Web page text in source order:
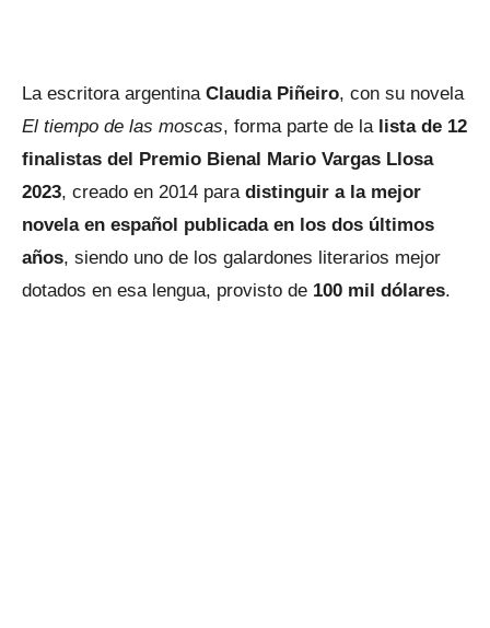
La escritora argentinaClaudia Piñeiro, con su novela
El tiempo de las moscas, forma parte de lalista de 12
finalistas del Premio Bienal Mario Vargas Llosa
2023, creado en 2014 para distinguir a la mejor
novela en español publicada en los dos últimos
años, siendo uno de los galardones literarios mejor
dotados en esa lengua, provisto de 100 mil dólares.